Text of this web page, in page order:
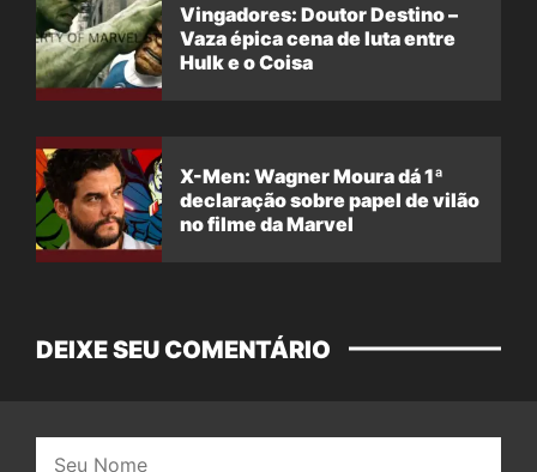
Vingadores: Doutor Destino –
Vaza épica cena de luta entre
Hulk e o Coisa
X-Men: Wagner Moura dá 1ª
declaração sobre papel de vilão
no filme da Marvel
DEIXE SEU COMENTÁRIO